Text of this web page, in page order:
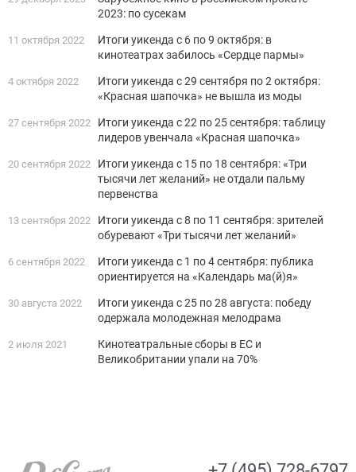
2023: по сусекам
11 октября 2022
Итоги уикенда с 6 по 9 октября: в
кинотеатрах забилось «Сердце пармы»
4 октября 2022
Итоги уикенда с 29 сентября по 2 октября:
«Красная шапочка» не вышла из моды
27 сентября 2022
Итоги уикенда с 22 по 25 сентября: таблицу
лидеров увенчала «Красная шапочка»
20 сентября 2022
Итоги уикенда с 15 по 18 сентября: «Три
тысячи лет желаний» не отдали пальму
первенства
13 сентября 2022
Итоги уикенда с 8 по 11 сентября: зрителей
обуревают «Три тысячи лет желаний»
6 сентября 2022
Итоги уикенда с 1 по 4 сентября: публика
ориентируется на «Календарь ма(й)я»
30 августа 2022
Итоги уикенда с 25 по 28 августа: победу
одержала молодежная мелодрама
2 июля 2021
Кинотеатральные сборы в ЕС и
Великобритании упали на 70%